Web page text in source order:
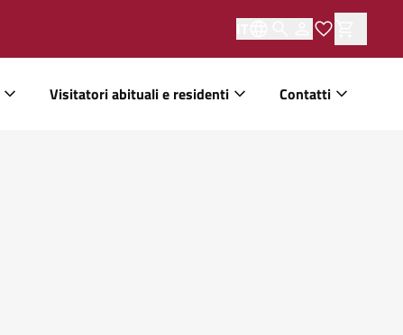
Visitatori abituali e residenti Contatti